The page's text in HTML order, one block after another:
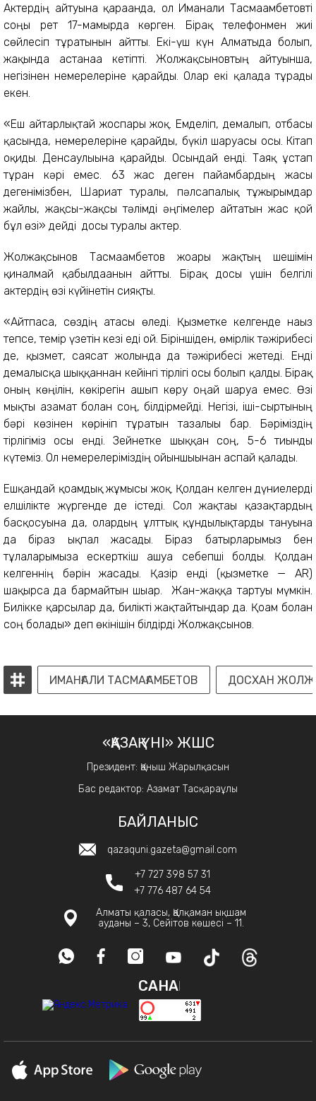
Актердің айтуына қарағанда, ол Иманғали Тасмағамбетовті
соңғы рет 17-мамырда көрген. Бірақ телефонмен жиі
сөйлесіп тұратынын айтты. Екі-үш күн Алматыда болып,
жақында астанаға кетіпті. Жолжақсыновтың айтуынша,
негізінен немерелеріне қарайды. Олар екі қалада тұрады
екен.
«Еш айтарлықтай жоспары жоқ. Емделіп, демалып, отбасы
қасында, немерелеріне қарайды, бүкіл шаруасы осы. Кітап
оқиды. Денсаулығына қарайды. Осындай енді. Таяқ ұстап
тұрған кәрі емес. 63 жас деген пайғамбардың жасы
дегенімізбен, Шариғат туралы, пәлсапалық тұжырымдар
жайлы, жақсы-жақсы тәлімді әңгімелер айтатын жас қой
бұл өзі» дейді досы туралы актер.
Жолжақсынов Тасмағамбетов жоғары жақтың шешімін
қиналмай қабылдағанын айтты. Бірақ досы үшін белгілі
актердің өзі күйінетін сияқты.
«Айтпаса, сөздің атасы өледі. Қызметке келгенде нағыз
тепсе, темір үзетін кезі еді ғой. Біріншіден, өмірлік тәжірибесі
де, қызмет, саясат жолында да тәжірибесі жетеді. Енді
демалысқа шыққаннан кейінгі тірлігі осы болып қалды. Бірақ
оның көңілін, көкірегін ашып көру оңай шаруа емес. Өзі
мықты азамат болған соң, білдірмейді. Негізі, іші-сыртының
бәрі көзінен көрініп тұратын тазалығы бар. Бәріміздің
тірлігіміз осы енді. Зейнетке шыққан соң, 5-6 тиынды
күтеміз. Ол немерелеріміздің ойыншығынан аспай қалады.
Ешқандай қоғамдық жұмысы жоқ. Қолдан келген дүниелерді
елшілікте жүргенде де істеді. Сол жақтағы қазақтардың
басқосуына да, олардың ұлттық құндылықтарды тануына
да біраз ықпал жасады. Біраз батырларымыз бен
тұлғаларымызға ескерткіш ашуға себепші болды. Қолдан
келгеннің бәрін жасады. Қазір енді (қызметке — AR)
шақырса да бармайтын шығар. Жан-жаққа тартуы мүмкін.
Билікке қарсылар да, билікті жақтайтындар да. Қоғам болған
соң болады» деп өкінішін білдірді Жолжақсынов.
ИМАНҒАЛИ ТАСМАҒАМБЕТОВ ДОСХАН
«ҚАЗАҚ ҮНІ» ЖШС
Президент: Қаныш Жарылқасын
Бас редактор: Азамат Тасқараұлы
БАЙЛАНЫС
qazaquni.gazeta@gmail.com
+7 727 398 57 31
+7 776 487 64 54
Алматы қаласы, Қалқаман ықшам
ауданы – 3, Сейітов көшесі – 11.
САНАҚ